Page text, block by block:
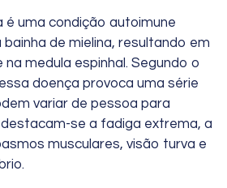
é uma condição autoimune
de mielina, resultando em
na medula espinhal. Segundo o
doença provoca uma série
variar de pessoa para
se a fadiga extrema, a
musculares, visão turva e